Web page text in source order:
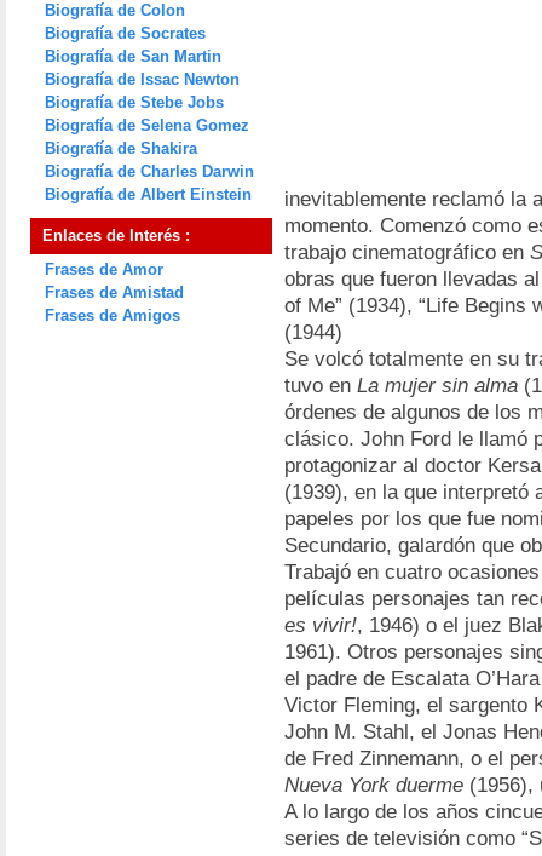
Biografía de Colon
Biografía de Socrates
Biografía de San Martin
Biografía de Issac Newton
Biografía de Stebe Jobs
Biografía de Selena Gomez
Biografía de Shakira
Biografía de Charles Darwin
Biografía de Albert Einstein
Enlaces de Interés :
Frases de Amor
Frases de Amistad
Frases de Amigos
inevitablemente reclamó la
momento. Comenzó como
trabajo cinematográfico en
obras que fueron llevadas
of Me” (1934), “Life Begins
(1944)
Se volcó totalmente en su
tuvo en La mujer sin alma
órdenes de algunos de los
clásico. John Ford le llamó
protagonizar al doctor
(1939), en la que interpretó
papeles por los que fue
Secundario, galardón que
Trabajó en cuatro
películas personajes tan
es vivir!, 1946) o el juez
1961). Otros personajes
el padre de Escalata
Victor Fleming, el sargento
John M. Stahl, el Jonas
de Fred Zinnemann, o el
Nueva York duerme (1956),
A lo largo de los años
series de televisión como